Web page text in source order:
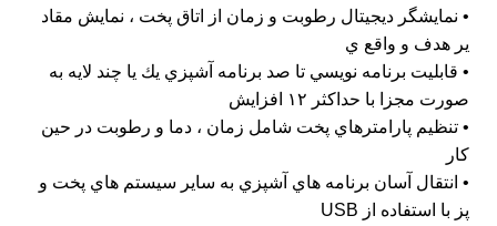
• نمايشگر ديجيتال رطوبت و زمان از اتاق پخت ، نمايش مقاد
ير هدف و واقع ي
• قابليت برنامه نويسي تا صد برنامه آشپزي يك يا چند لايه به
صورت مجزا با حداكثر ١٢ افزايش
• تنظيم پارامترهاي پخت شامل زمان ، دما و رطوبت در حين
كار
• انتقال آسان برنامه هاي آشپزي به ساير سيستم هاي پخت و
پز با استفاده از USB